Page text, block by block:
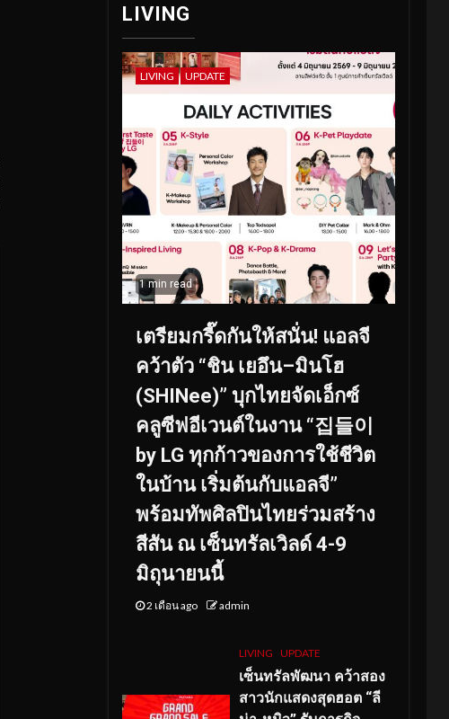
LIVING
LIVING UPDATE
1 min read
เตรียมกรี๊ดกันให้สนั่น! แอลจี
คว้าตัว “ชิน เยอึน–มินโฮ
(SHINee)” บุกไทยจัดเอ็กซ์
คลูซีฟอีเวนต์ในงาน “집들이
by LG ทุกก้าวของการใช้ชีวิต
ในบ้าน เริ่มต้นกับแอลจี”
พร้อมทัพศิลปินไทยร่วมสร้าง
สีสัน ณ เซ็นทรัลเวิลด์ 4-9
มิถุนายนนี้
2 เดือน ago admin
LIVING UPDATE
เซ็นทรัลพัฒนา คว้าสอง
สาวนักแสดงสุดฮอต “ลี